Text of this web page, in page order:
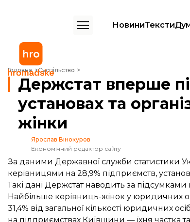
НовиниТексти
Головна Суспільство
Держстат вперше підрахував, у скількох установах та
Держстат вперше
установах та
жінки
Ярослав Вінокуров
Економічний редактор сайту
За даними Державної служби статистики
керівницями на 28,9% підприємств, установ
Такі дані Держстат наводить за підсумками
Найбільше керівниць-жінок у юридичних
31,4% від загальної кількості юридичних
на підприємствах Київщини — їхня частка